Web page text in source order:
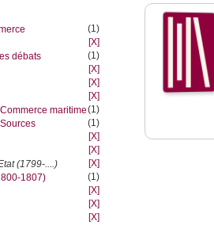
(1)
[X]
débats
(1)
[X]
[X]
[X]
maritime(1)
(1)
[X]
[X]
(1799-....)
[X]
1807)
(1)
[X]
[X]
[X]